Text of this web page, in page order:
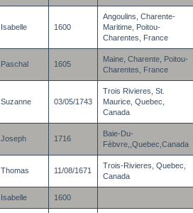
Isabelle 1600
Angoulins, Charente-
Maritime, Poitou-
Charentes, France
Paschal 1605
Maine, Charente, Poitou-
Charentes, France
Suzanne 03/05/1743
Trois Rivieres, St.
Maurice, Quebec,
Canada
Joseph 1716
Baie-Du-
Fèbvre,,Quebec,Canada
Thomas 11/08/1671
Trois-Rivieres, Quebec,
Canada
Isabelle 1600